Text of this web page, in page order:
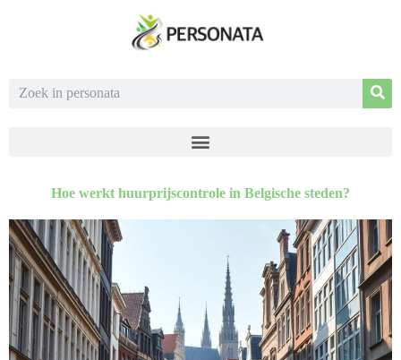
Hoe werkt huurprijscontrole in Belgische steden?